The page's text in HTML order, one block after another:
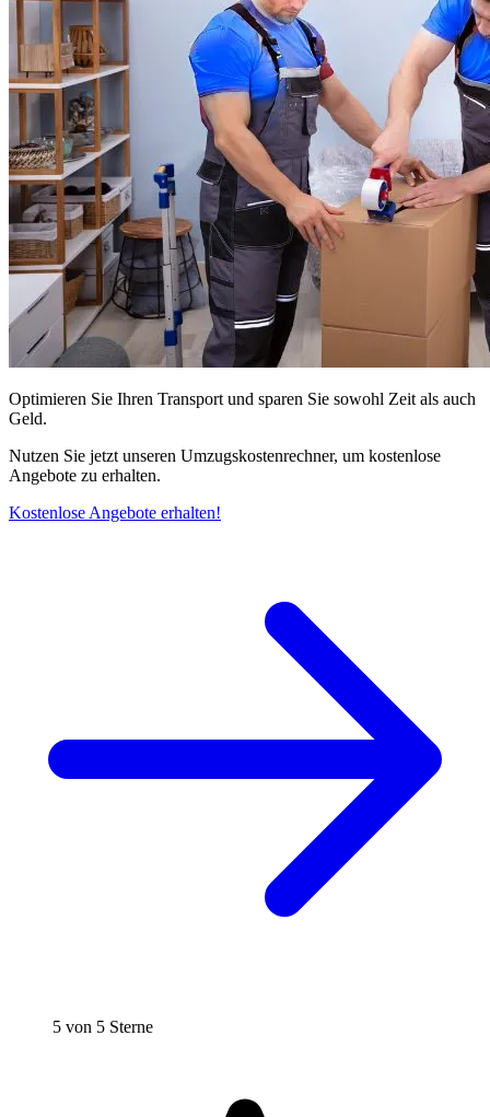
Optimieren Sie Ihren Transport und sparen Sie sowohl Zeit als auch
Geld.
Nutzen Sie jetzt unseren Umzugskostenrechner, um kostenlose
Angebote zu erhalten.
Kostenlose Angebote erhalten!
5 von 5 Sterne